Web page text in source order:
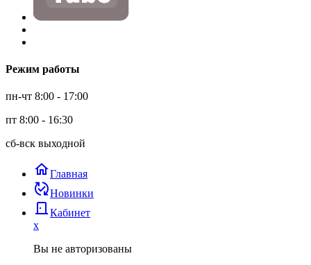
Режим работы
пн-чт 8:00 - 17:00
пт 8:00 - 16:30
сб-вск выходной
homeГлавная
published_with_changesНовинки
door_back Кабинет
x
Вы не авторизованы